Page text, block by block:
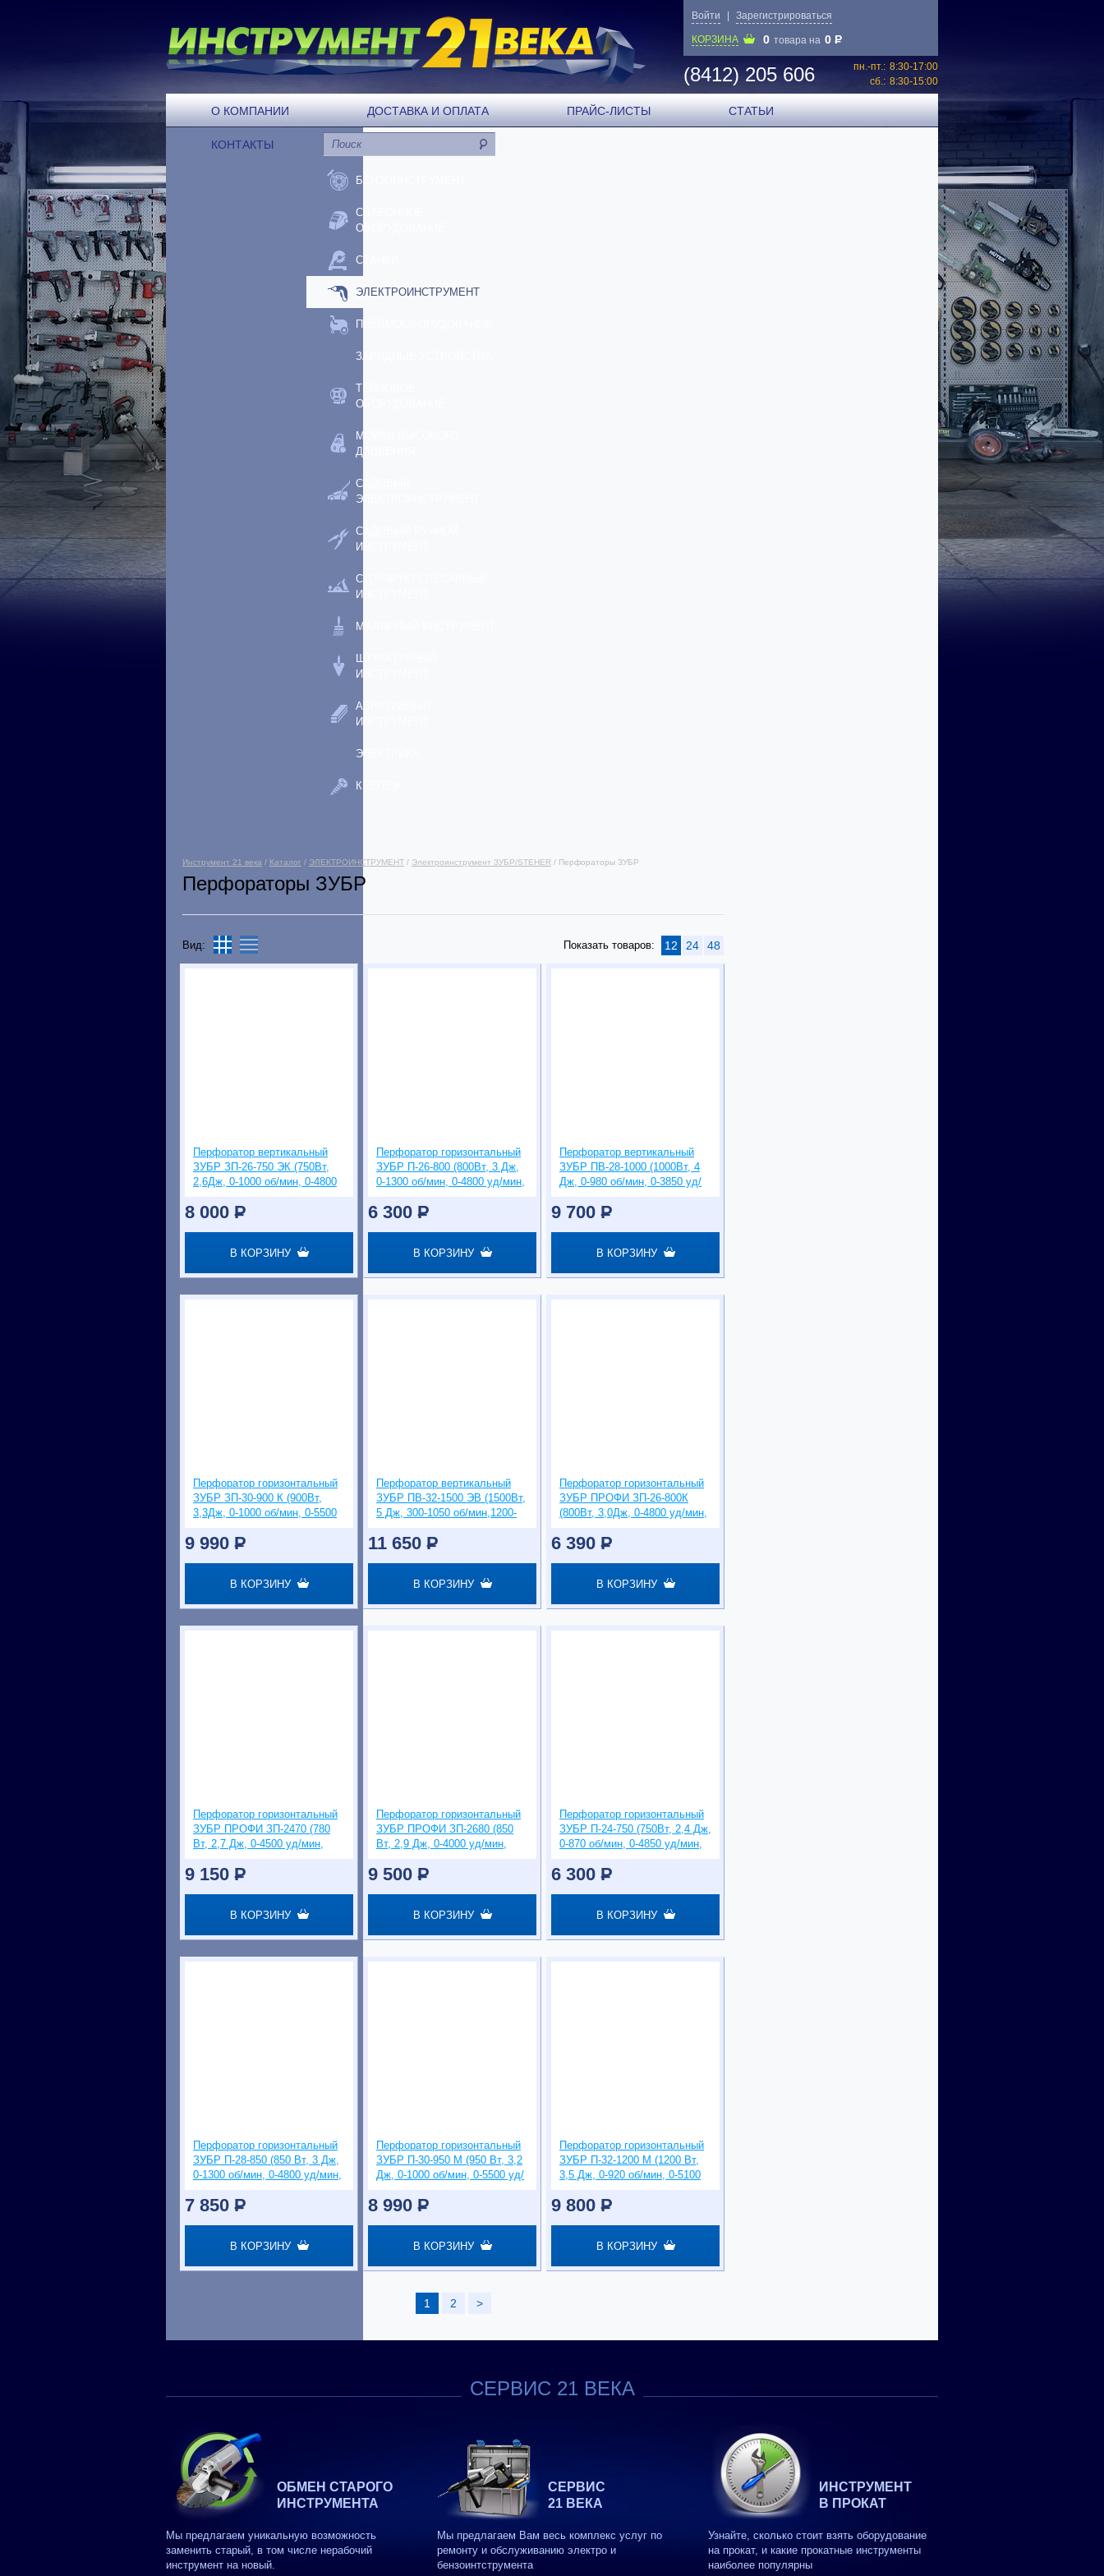
Войти Зарегистрироваться
КОРЗИНА 0 товара на 0 P
(8412) 205 606 пн.-пт.: 8:30-17:00
сб.: 8:30-15:00
О КОМПАНИИ ДОСТАВКА И ОПЛАТА ПРАЙС-ЛИСТЫ СТАТЬИ
КОНТАКТЫ
БЕНЗОИНСТРУМЕНТ
СВАРОЧНОЕ
ОБОРУДОВАНИЕ
СТАНКИ
ЭЛЕКТРОИНСТРУМЕНТ
ПНЕВМООБОРУДОВАНИЕ
ЗАРЯДНЫЕ УСТРОЙСТВА
ТЕПЛОВОЕ
ОБОРУДОВАНИЕ
МОЙКИ ВЫСОКОГО
ДАВЛЕНИЯ
САДОВЫЙ
ЭЛЕКТРОИНСТРУМЕНТ
САДОВЫЙ РУЧНОЙ
ИНСТРУМЕНТ
СТОЛЯРНО-СЛЕСАРНЫЙ
ИНСТРУМЕНТ
МАЛЯРНЫЙ ИНСТРУМЕНТ
ШТУКАТУРНЫЙ
ИНСТРУМЕНТ
АБРАЗИВНЫЙ
ИНСТРУМЕНТ
ЭЛЕКТРИКА
КРЕПЕЖ
Инструмент 21 века / Каталог / ЭЛЕКТРОИНСТРУМЕНТ / Электроинструмент ЗУБР/STEHER / Перфораторы ЗУБР
Перфораторы ЗУБР
Вид: Показать товаров: 12 24 48
Перфоратор вертикальный
ЗУБР ЗП-26-750 ЭК (750Вт,
2,6Дж, 0-1000 об/мин, 0-4800
8 000 P
В КОРЗИНУ
Перфоратор горизонтальный
ЗУБР П-26-800 (800Вт, 3 Дж,
0-1300 об/мин, 0-4800 уд/мин,
6 300 P
В КОРЗИНУ
Перфоратор вертикальный
ЗУБР ПВ-28-1000 (1000Вт, 4
Дж, 0-980 об/мин, 0-3850 уд/
9 700 P
В КОРЗИНУ
Перфоратор горизонтальный
ЗУБР ЗП-30-900 К (900Вт,
3,3Дж, 0-1000 об/мин, 0-5500
9 990 P
В КОРЗИНУ
Перфоратор вертикальный
ЗУБР ПВ-32-1500 ЭВ (1500Вт,
5 Дж, 300-1050 об/мин,1200-
11 650 P
В КОРЗИНУ
Перфоратор горизонтальный
ЗУБР ПРОФИ ЗП-26-800К
(800Вт, 3,0Дж, 0-4800 уд/мин,
6 390 P
В КОРЗИНУ
Перфоратор горизонтальный
ЗУБР ПРОФИ ЗП-2470 (780
Вт, 2,7 Дж, 0-4500 уд/мин,
9 150 P
В КОРЗИНУ
Перфоратор горизонтальный
ЗУБР ПРОФИ ЗП-2680 (850
Вт, 2,9 Дж, 0-4000 уд/мин,
9 500 P
В КОРЗИНУ
Перфоратор горизонтальный
ЗУБР П-24-750 (750Вт, 2,4 Дж,
0-870 об/мин, 0-4850 уд/мин,
6 300 P
В КОРЗИНУ
Перфоратор горизонтальный
ЗУБР П-28-850 (850 Вт, 3 Дж,
0-1300 об/мин, 0-4800 уд/мин,
7 850 P
В КОРЗИНУ
Перфоратор горизонтальный
ЗУБР П-30-950 М (950 Вт, 3,2
Дж, 0-1000 об/мин, 0-5500 уд/
8 990 P
В КОРЗИНУ
Перфоратор горизонтальный
ЗУБР П-32-1200 М (1200 Вт,
3,5 Дж, 0-920 об/мин, 0-5100
9 800 P
В КОРЗИНУ
1 2 >
СЕРВИС 21 ВЕКА
ОБМЕН СТАРОГО
ИНСТРУМЕНТА
Мы предлагаем уникальную возможность
заменить старый, в том числе нерабочий
инструмент на новый.
СЕРВИС
21 ВЕКА
Мы предлагаем Вам весь комплекс услуг по
ремонту и обслуживанию электро и
бензоинтструмента
ИНСТРУМЕНТ
В ПРОКАТ
Узнайте, сколько стоит взять оборудование
на прокат, и какие прокатные инструменты
наиболее популярны